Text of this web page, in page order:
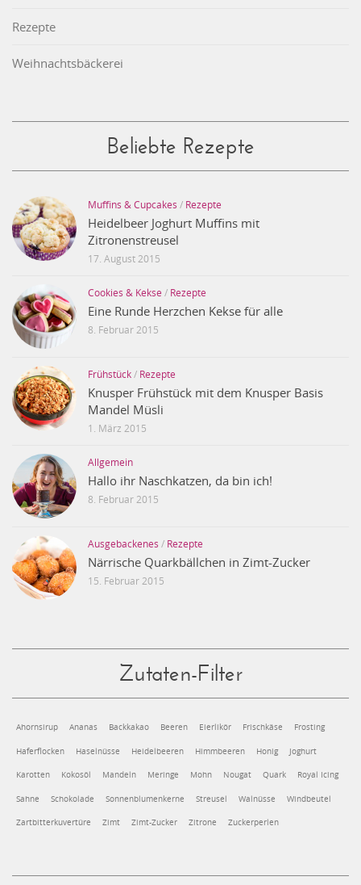
Rezepte
Weihnachtsbäckerei
Beliebte Rezepte
Muffins & Cupcakes / Rezepte
Heidelbeer Joghurt Muffins mit
Zitronenstreusel
17. August 2015
Cookies & Kekse / Rezepte
Eine Runde Herzchen Kekse für alle
8. Februar 2015
Frühstück/ Rezepte
Knusper Frühstück mit dem Knusper Basis
Mandel Müsli
1. März 2015
Allgemein
Hallo ihr Naschkatzen, da bin ich!
8. Februar 2015
Ausgebackenes / Rezepte
Närrische Quarkbällchen in Zimt-Zucker
15. Februar 2015
Zutaten-Filter
Ahornsirup Ananas Backkakao Beeren Eierlikör Frischkäse Frosting
Haferflocken Haselnüsse Heidelbeeren Himmbeeren Honig Joghurt
Karotten Kokosöl Mandeln Meringe Mohn Nougat Quark Royal Icing
Sahne Schokolade Sonnenblumenkerne Streusel Walnüsse Windbeutel
Zartbitterkuvertüre Zimt Zimt-Zucker Zitrone Zuckerperlen